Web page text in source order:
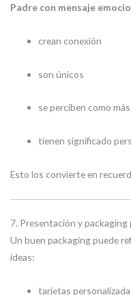
Padre con mensaje
crean conexión
son únicos
se perciben como
tienen significado
Esto los convierte en
7. Presentación y
Un buen packaging puede
ideas:
tarjetas